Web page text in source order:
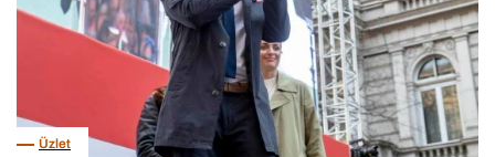
Üzlet